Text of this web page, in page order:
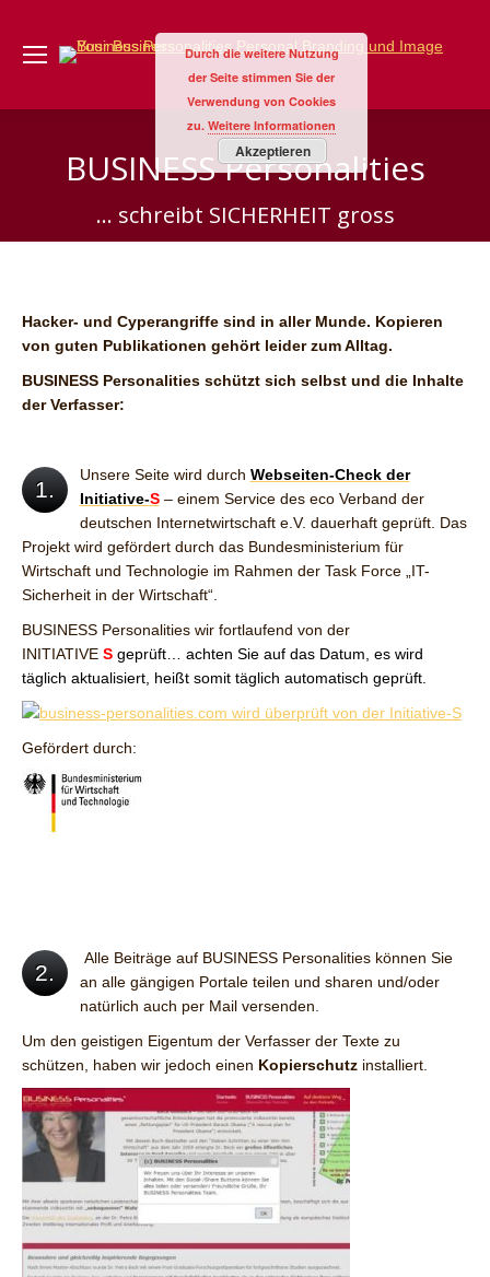
BUSINESS Personalities
... schreibt SICHERHEIT gross
Sie befinden sich hier:
Hacker- und Cyperangriffe sind in aller Munde. Kopieren
von guten Publikationen gehört leider zum Alltag.
BUSINESS Personalities schützt sich selbst und die Inhalte
der Verfasser:
1.
Unsere Seite wird durch Webseiten-Check der
Initiative-S– einem Service des eco Verband der
deutschen Internetwirtschaft e.V. dauerhaft geprüft. Das
Projekt wird gefördert durch das Bundesministerium für
Wirtschaft und Technologie im Rahmen der Task Force „IT-
Sicherheit in der Wirtschaft“.
BUSINESS Personalities wir fortlaufend von der
INITIATIVE S geprüft… achten Sie auf das Datum, es wird
täglich aktualisiert, heißt somit täglich automatisch geprüft.
Gefördert durch:
2.
Alle Beiträge auf BUSINESS Personalities können Sie
an alle gängigen Portale teilen und sharen und/oder
natürlich auch per Mail versenden.
Um den geistigen Eigentum der Verfasser der Texte zu
schützen, haben wir jedoch einen Kopierschutz installiert.
Durch die weitere Nutzung
der Seite stimmen Sie der
Verwendung von Cookies
zu. Weitere Informationen
Akzeptieren